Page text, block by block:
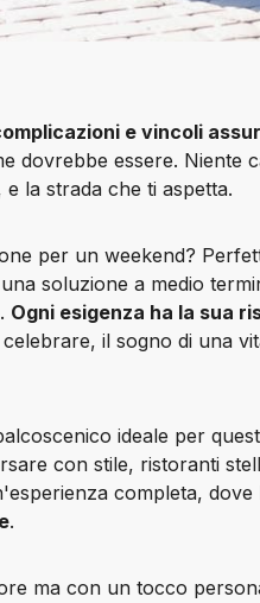
e vincoli
dovrebbe essere. Niente
la strada che ti aspetta.
per un weekend?
soluzione a medio
Ogni esigenza ha la sua
il sogno di una
ideale per
con stile, ristoranti
completa,
.
ma con un tocco